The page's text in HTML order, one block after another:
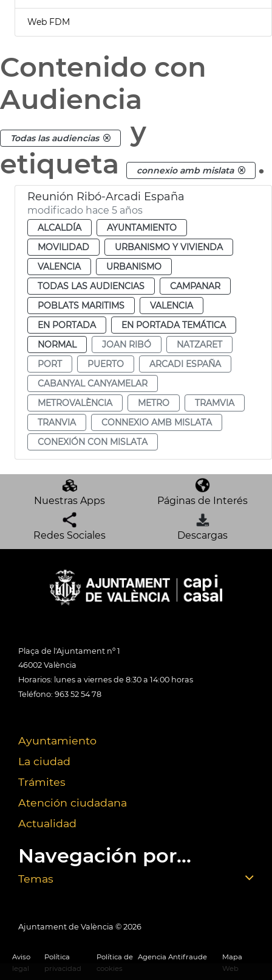
Web FDM
Contenido con
Audiencia
Todas las audiencias
y
etiqueta
connexio amb mislata .
Reunión Ribó-Arcadi España
modificado hace 5 años
ALCALDÍA
AYUNTAMIENTO
MOVILIDAD
URBANISMO Y VIVIENDA
VALENCIA
URBANISMO
TODAS LAS AUDIENCIAS
CAMPANAR
POBLATS MARITIMS
VALENCIA
EN PORTADA
EN PORTADA TEMÁTICA
NORMAL
JOAN RIBÓ
NATZARET
PORT
PUERTO
ARCADI ESPAÑA
CABANYAL CANYAMELAR
METROVALÈNCIA
METRO
TRAMVIA
TRANVIA
CONNEXIO AMB MISLATA
CONEXIÓN CON MISLATA
Nuestras Apps Páginas de Interés
Redes Sociales Descargas
Plaça de l'Ajuntament nº 1
46002 València
Horarios: lunes a viernes de 8:30 a 14:00 horas
Teléfono: 963 52 54 78
Ayuntamiento
La ciudad
Trámites
Atención ciudadana
Actualidad
Navegación por...
Temas
Ajuntament de València © 2026
Aviso
legal
Política
privacidad
Política de
cookies
Agencia Antifraude
Mapa
Web